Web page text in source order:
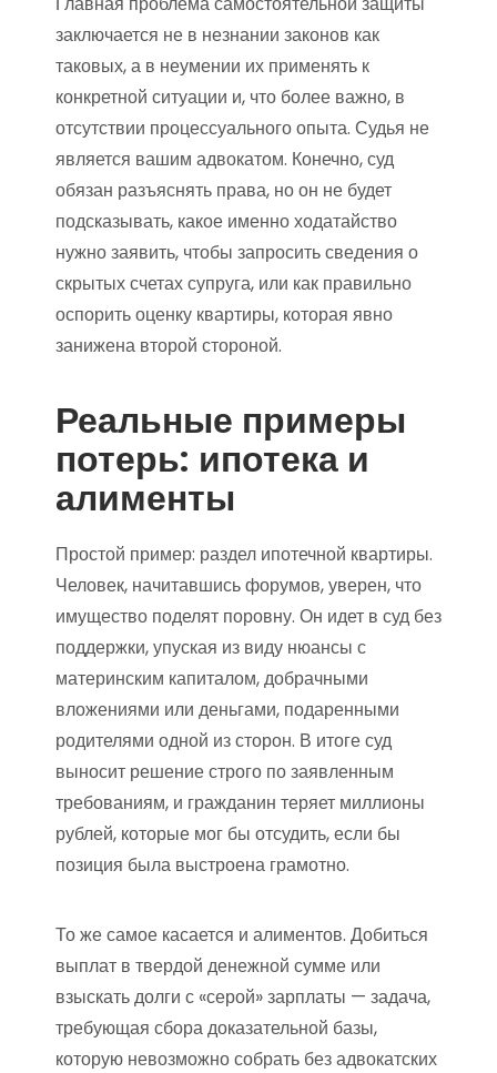
заключается не в незнании законов как
таковых, а в неумении их применять к
конкретной ситуации и, что более важно, в
отсутствии процессуального опыта. Судья не
является вашим адвокатом. Конечно, суд
обязан разъяснять права, но он не будет
подсказывать, какое именно ходатайство
нужно заявить, чтобы запросить сведения о
скрытых счетах супруга, или как правильно
оспорить оценку квартиры, которая явно
занижена второй стороной.
Реальные примеры
потерь: ипотека и
алименты
Простой пример: раздел ипотечной квартиры.
Человек, начитавшись форумов, уверен, что
имущество поделят поровну. Он идет в суд без
поддержки, упуская из виду нюансы с
материнским капиталом, добрачными
вложениями или деньгами, подаренными
родителями одной из сторон. В итоге суд
выносит решение строго по заявленным
требованиям, и гражданин теряет миллионы
рублей, которые мог бы отсудить, если бы
позиция была выстроена грамотно.
То же самое касается и алиментов. Добиться
выплат в твердой денежной сумме или
взыскать долги с «серой» зарплаты — задача,
требующая сбора доказательной базы,
которую невозможно собрать без адвокатских